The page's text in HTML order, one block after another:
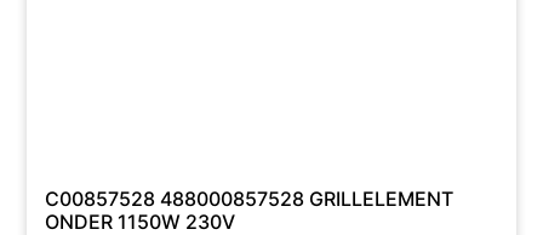
C00857528 488000857528 GRILLELEMENT
ONDER 1150W 230V